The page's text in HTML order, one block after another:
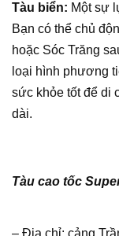
Tàu biển: Một sự
Bạn có thể chủ
hoặc Sóc Trăng
loại hình phương
sức khỏe tốt để di
dài.
Tàu cao tốc
– Địa chỉ: cảng